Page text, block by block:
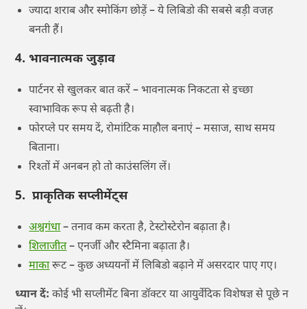
ज्यादा शराब और स्मोकिंग छोड़ें – ये लिबिडो की सबसे बड़ी वजह
बनती हैं।
4. भावनात्मक जुड़ाव
पार्टनर से खुलकर बात करें – भावनात्मक निकटता से इच्छा
स्वाभाविक रूप से बढ़ती है।
फोरप्ले पर समय दें, रोमांटिक माहौल बनाएं – मसाज, साथ समय
बिताना।
रिश्तों में अनबन हो तो काउंसलिंग लें।
5. प्राकृतिक सप्लीमेंट्स
अश्वगंधा– तनाव कम करता है, टेस्टोस्टेरोन बढ़ाता है।
शिलाजीत– एनर्जी और स्टैमिना बढ़ाता है।
माकारूट – कुछ अध्ययनों में लिबिडो बढ़ाने में असरदार पाए गए।
ध्यान दें: कोई भी सप्लीमेंट बिना डॉक्टर या आयुर्वेदिक विशेषज्ञ से पूछे न